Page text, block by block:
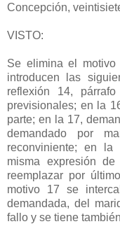
Concepción,
VISTO:
Se elimina el
introducen las
reflexión 14,
previsionales; en la
parte; en la 17,
demandado por
reconviniente; en
misma expresión
reemplazar por
motivo 17 se
demandada, del
fallo y se tiene